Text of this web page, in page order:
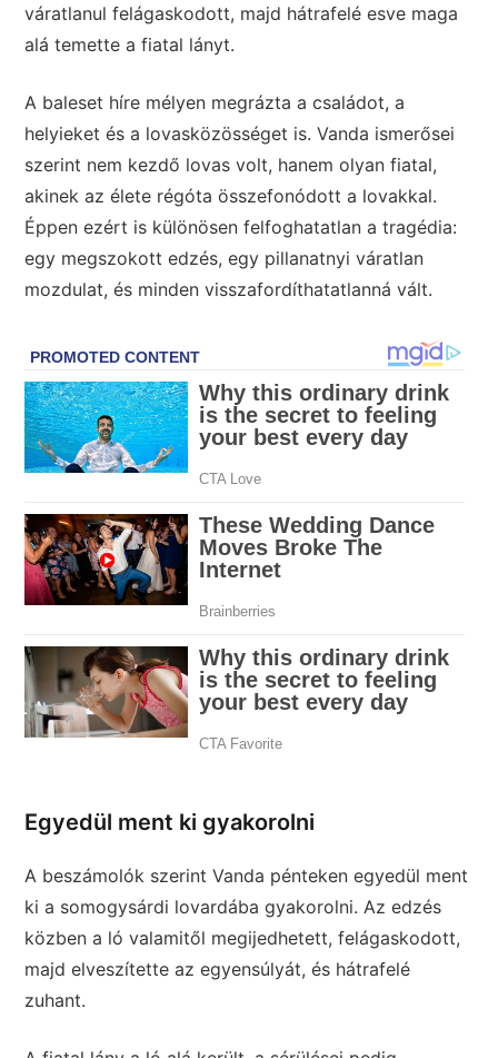
váratlanul felágaskodott, majd hátrafelé esve maga
alá temette a fiatal lányt.
A baleset híre mélyen megrázta a családot, a
helyieket és a lovasközösséget is. Vanda ismerősei
szerint nem kezdő lovas volt, hanem olyan fiatal,
akinek az élete régóta összefonódott a lovakkal.
Éppen ezért is különösen felfoghatatlan a tragédia:
egy megszokott edzés, egy pillanatnyi váratlan
mozdulat, és minden visszafordíthatatlanná vált.
Egyedül ment ki gyakorolni
A beszámolók szerint Vanda pénteken egyedül ment
ki a somogysárdi lovardába gyakorolni. Az edzés
közben a ló valamitől megijedhetett, felágaskodott,
majd elveszítette az egyensúlyát, és hátrafelé
zuhant.